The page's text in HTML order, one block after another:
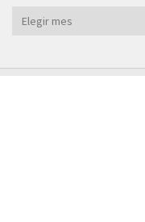
Archivos